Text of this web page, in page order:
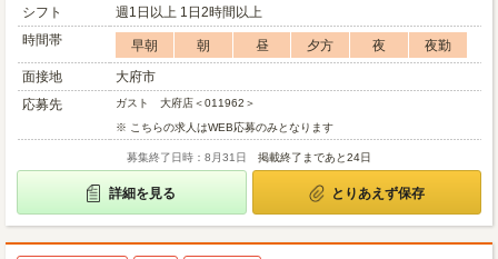
シフト
週1日以上 1日2時間以上
時間帯
早朝 朝 昼 夕方 夜
夜勤
面接地
大府市
応募先
ガスト 大府店＜011962＞
※ こちらの求人はWEB応募のみとなります
募集終了日時：8月31日 掲載終了まであと24日
詳細を見る とりあえず保存